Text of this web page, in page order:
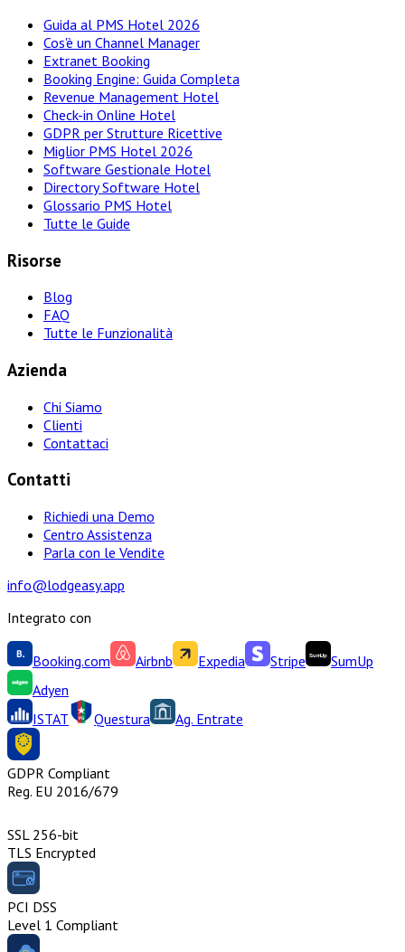
Guida al PMS Hotel 2026
Cos'è un Channel Manager
Extranet Booking
Booking Engine: Guida Completa
Revenue Management Hotel
Check-in Online Hotel
GDPR per Strutture Ricettive
Miglior PMS Hotel 2026
Software Gestionale Hotel
Directory Software Hotel
Glossario PMS Hotel
Tutte le Guide
Risorse
Blog
FAQ
Tutte le Funzionalità
Azienda
Chi Siamo
Clienti
Contattaci
Contatti
Richiedi una Demo
Centro Assistenza
Parla con le Vendite
info@lodgeasy.app
Integrato con
Booking.com Airbnb Expedia Stripe
SumUp
Adyen
ISTAT
Questura Ag. Entrate
GDPR Compliant
Reg. EU 2016/679
SSL 256-bit
TLS Encrypted
PCI DSS
Level 1 Compliant